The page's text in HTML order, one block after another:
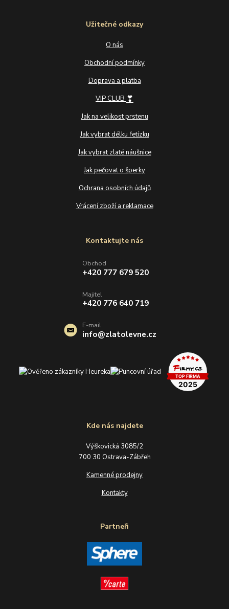
Užitečné odkazy
O nás
Obchodní podmínky
Doprava a platba
VIP CLUB ❣
Jak na velikost prstenu
Jak vybrat délku řetízku
Jak vybrat zlaté náušnice
Jak pečovat o šperky
Ochrana osobních údajů
Vrácení zboží a reklamace
Kde nás najdete
Výškovická 3085/2
700 30 Ostrava-Zábřeh
Kamenné prodejny
Kontakty
Partneři
Kontaktujte nás
Obchod
+420 777 679 520
Majitel
+420 776 640 719
E-mail
info@zlatolevne.cz